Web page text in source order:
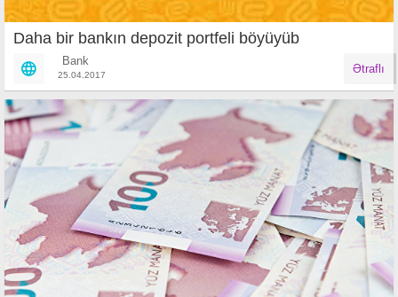
Daha bir bankın depozit portfeli böyüyüb
Bank
25.04.2017 Ətraflı